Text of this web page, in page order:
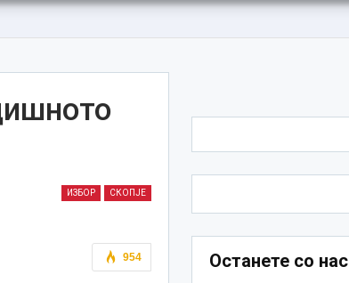
ИЗБОР СКОПЈЕ
954 Останете со нас